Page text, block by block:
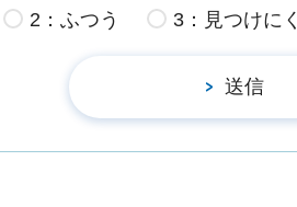
2：ふつう 3：見つけに